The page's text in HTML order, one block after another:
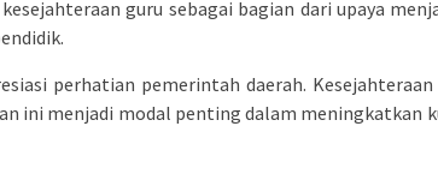
guru sebagai bagian dari upaya
perhatian pemerintah daerah.
ini menjadi modal penting dalam meningkatkan